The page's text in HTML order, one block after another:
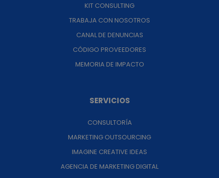
KIT CONSULTING
TRABAJA CON NOSOTROS
CANAL DE DENUNCIAS
CÓDIGO PROVEEDORES
MEMORIA DE IMPACTO
SERVICIOS
CONSULTORÍA
MARKETING OUTSOURCING
IMAGINE CREATIVE IDEAS
AGENCIA DE MARKETING DIGITAL